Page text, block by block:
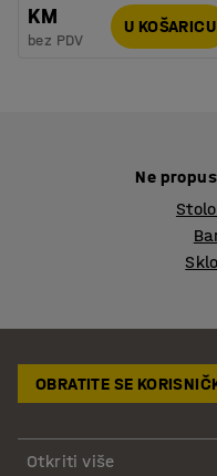
KM
bez PDV
U KOŠARICU
Ne
OBRATITE SE
Otkriti više